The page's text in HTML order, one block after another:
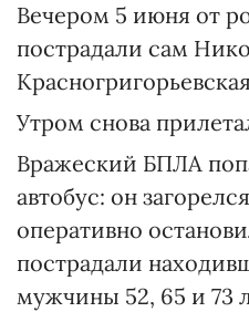
Вечером 5 июня от
пострадали сам
Утром снова
Вражеский БПЛА
автобус: он
оперативно
пострадали
мужчины 52, 65 и 73